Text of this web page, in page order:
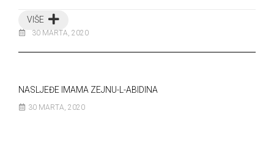
VIŠE
30 MARTA, 2020
NASLJEĐE IMAMA ZEJNU-L-ABIDINA
30 MARTA, 2020